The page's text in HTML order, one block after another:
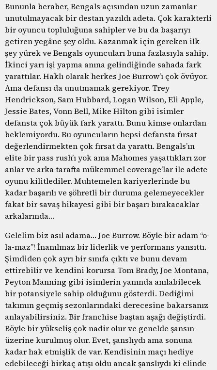
Bununla beraber, Bengals açısından uzun zamanlar
unutulmayacak bir destan yazıldı adeta. Çok karakterli
bir oyuncu topluluğuna sahipler ve bu da başarıyı
getiren yegâne şey oldu. Kazanmak için gereken ilk
şey yürek ve Bengals oyuncuları buna fazlasıyla sahip.
İkinci yarı işi yapma anına gelindiğinde sahada fark
yarattılar. Haklı olarak herkes Joe Burrow’ı çok övüyor.
Ama defansı da unutmamak gerekiyor. Trey
Hendrickson, Sam Hubbard, Logan Wilson, Eli Apple,
Jessie Bates, Vonn Bell, Mike Hilton gibi isimler
defansta çok büyük fark yarattı. Bunu kimse onlardan
beklemiyordu. Bu oyuncuların hepsi defansta fırsat
değerlendirmekten çok fırsat da yarattı. Bengals’ın
elite bir pass rush’ı yok ama Mahomes yaşattıkları zor
anlar ve arka tarafta mükemmel coverage’lar ile adete
oyunu kilitlediler. Muhtemelen kariyerlerinde bu
kadar başarılı ve şöhretli bir duruma gelemeyecekler
fakat bir savaş hikayesi gibi bir başarı bırakacaklar
arkalarında…
Gelelim biz asıl adama… Joe Burrow. Böyle bir adam “o-
la-maz”! İnanılmaz bir liderlik ve performans yansıttı.
Şimdiden çok ayrı bir sınıfa çıktı ve bunu devam
ettirebilir ve kendini korursa Tom Brady, Joe Montana,
Peyton Manning gibi isimlerin yanında anılabilecek
bir potansiyele sahip olduğunu gösterdi. Dediğimi
takımın geçmiş sezonlarındaki derecesine bakarsanız
anlayabilirsiniz. Bir franchise baştan aşağı değiştirdi.
Böyle bir yükseliş çok nadir olur ve genelde şansın
üzerine kurulmuş olur. Evet, şanslıydı ama sonuna
kadar hak etmişlik de var. Kendisinin maçı hediye
edebileceği birkaç atışı oldu ancak şanslıydı ki elinde